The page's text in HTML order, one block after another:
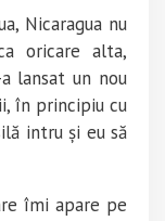
Nicaragua nu
oricare alta,
lansat un nou
în principiu cu
intru și eu să
îmi apare pe